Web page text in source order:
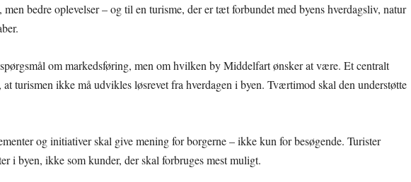
bedre oplevelser – og til en turisme, der er tæt forbundet med byens hverdagsliv, natur
om markedsføring, men om hvilken by Middelfart ønsker at være. Et centralt
at turismen ikke må udvikles løsrevet fra hverdagen i byen. Tværtimod skal den understøtte
og initiativer skal give mening for borgerne – ikke kun for besøgende. Turister
i byen, ikke som kunder, der skal forbruges mest muligt.